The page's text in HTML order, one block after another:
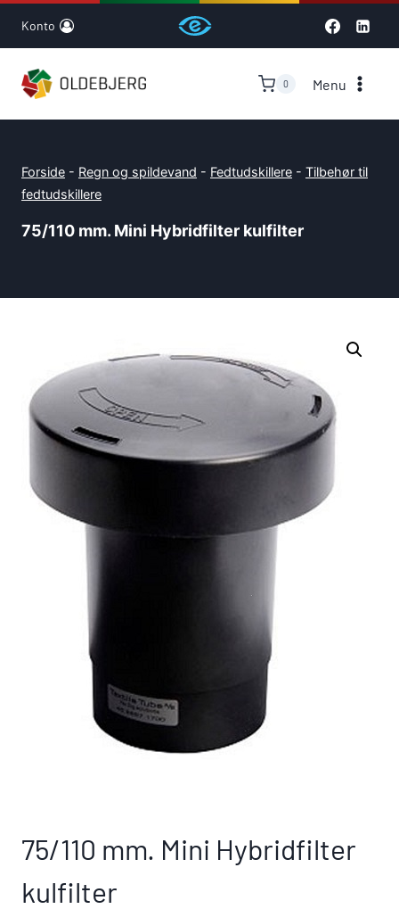
Konto
0 Menu
Forside - Regn og spildevand - Fedtudskillere - Tilbehør til
fedtudskillere
75/110 mm. Mini Hybridfilter kulfilter
75/110 mm. Mini Hybridfilter
kulfilter